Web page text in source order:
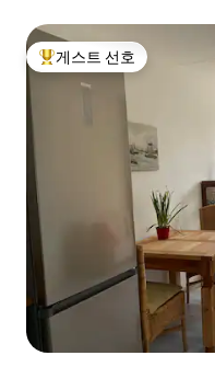
상위 게스트 선호
게스트 선호